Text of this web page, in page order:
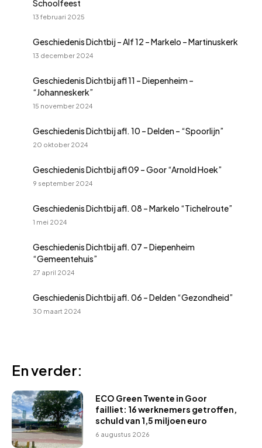
Schoolfeest
13 februari 2025
Geschiedenis Dichtbij – Alf 12 – Markelo – Martinuskerk
13 december 2024
Geschiedenis Dichtbij afl 11 – Diepenheim –
“Johanneskerk”
15 november 2024
Geschiedenis Dichtbij afl. 10 – Delden – “Spoorlijn”
20 oktober 2024
Geschiedenis Dichtbij afl 09 – Goor “Arnold Hoek”
9 september 2024
Geschiedenis Dichtbij afl. 08 – Markelo “Tichelroute”
1 mei 2024
Geschiedenis Dichtbij afl. 07 – Diepenheim
“Gemeentehuis”
27 april 2024
Geschiedenis Dichtbij afl. 06 – Delden “Gezondheid”
30 maart 2024
En verder:
ECO Green Twente in Goor
failliet: 16 werknemers getroffen,
schuld van 1,5 miljoen euro
6 augustus 2026